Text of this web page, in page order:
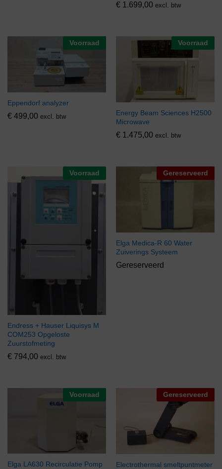
€ 1.699,00 excl. btw
Voorraad
Eppendorf analyzer
€ 499,00 excl. btw
Voorraad
Energy Beam Sciences H2500
Microwave
€ 1.475,00 excl. btw
Voorraad
Endress + Hauser Liquisys M
COM253 Opgeloste
Zuurstofmeting
€ 794,00 excl. btw
Gereserveerd
Elga Medica-R 60 Water
Zuiverings Systeem
Gereserveerd
Voorraad
Elga LA630 Recirculatie Pomp
Gereserveerd
Electrothermal smeltpuntmeter